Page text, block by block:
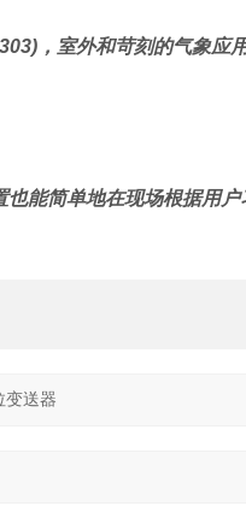
，室外和苛刻的气象应
能简单地在现场根据用户